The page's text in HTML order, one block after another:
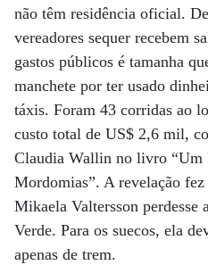
não têm residência oficial.
vereadores sequer recebem
gastos públicos é tamanha
manchete por ter usado
táxis. Foram 43 corridas ao
custo total de US$ 2,6 mil,
Claudia Wallin no livro “Um
Mordomias”. A revelação
Mikaela Valtersson perdesse
Verde. Para os suecos, ela
apenas de trem.